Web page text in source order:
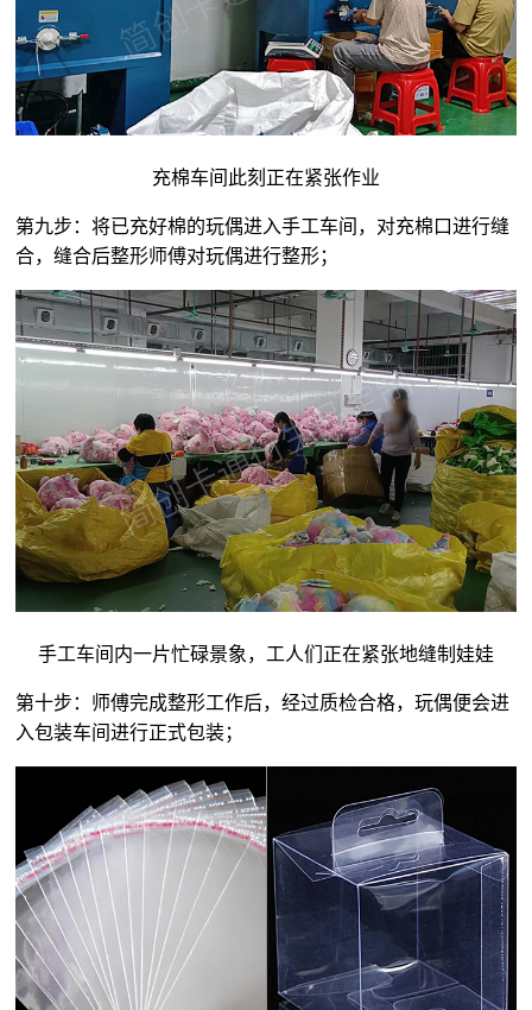
充棉车间此刻正在紧张作业
第九步：将已充好棉的玩偶进入手工车间，对充棉口进行缝
合，缝合后整形师傅对玩偶进行整形；
手工车间内一片忙碌景象，工人们正在紧张地缝制娃娃
第十步：师傅完成整形工作后，经过质检合格，玩偶便会进
入包装车间进行正式包装；